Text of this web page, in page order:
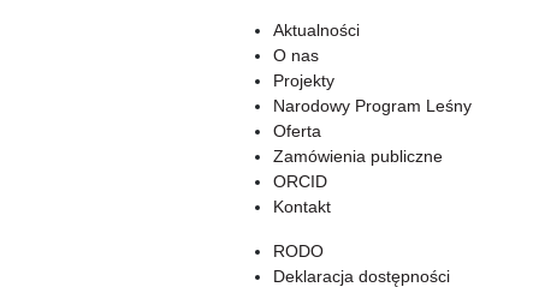
Aktualności
O nas
Projekty
Narodowy Program Leśny
Oferta
Zamówienia publiczne
ORCID
Kontakt
RODO
Deklaracja dostępności